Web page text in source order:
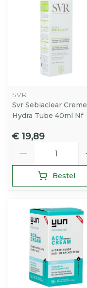
SVR
Svr Sebiaclear Creme
Hydra Tube 40ml Nf
€ 19,89
Bestel